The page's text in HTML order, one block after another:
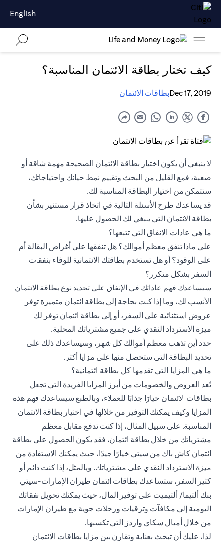
English
كيف تختار بطاقة الائتمان المناسبة؟
Dec 17, 2019بطاقات الائتمان
لا ينبغي أن يكون اختيار بطاقة الائتمان الصحيحة مهمة شاقة أو
صعبة، فمع القليل من البحث وتقييم نمط حياتك واحتياجاتك،
ستتمكن من اختيار البطاقة المناسبة لك.
قد يساعدك طرح الأسئلة التالية في اتخاذ قرار مستنير بشأن
بطاقة الائتمان التي ينبغي لك الحصول عليها.
ما هي عادات الانفاق التي تتبعها؟
على ماذا تنفق معظم أموالك؟ هل تنفقها على أغراض البقالة أم
على الوقود؟ أو هل تستخدم بطاقتك الائتمانية للوفاء بنفقات
السفر بشكل متكرر؟
سيساعدك فهم عاداتك في الإنفاق على تحديد نوع بطاقة الائتمان
الأنسب لك، وما إذا كنت بحاجة إلى بطاقة ائتمان متميزة توفر
عروض استثنائية على السفر، أو إلى بطاقة ائتمان توفر لك
ميزة الاسترداد النقدي على جميع مشترياتك المحلية.
حدد أين تذهب معظم أموالك كل شهر، وسيساعدك ذلك على
تحديد البطاقة التي ستحصل منها على مزايا أكثر.
ما هي المزايا التي تقدمها كل بطاقة ائتمانية؟
تُعد العروض والخصومات من أبرز المزايا الفريدة التي تجعل
بطاقات الائتمان خيارًا جذابًا للعملاء، وبالطبع سيساعدك فهم هذه
المزايا وكيف يمكنك التوفير من خلالها في اختيار بطاقة الائتمان
المناسبة. على سبيل المثال، إذا كنت تدفع مقابل معظم
مشترياتك من خلال بطاقة ائتمان، فقد يكون الحصول على بطاقة
ائتمان كاش باك من سيتي خيارًا جيدًا، حيث يمكنك الاستفادة من
ميزة الاسترداد النقدي على مشترياتك. وبالمثل، إذا كنت دائم أو
كثير السفر، ستساعدك بطاقات ائتمان طيران الإمارات-سيتي
بنك ألتيما/ ألتيميت على توفير المال، حيث يمكنك تحويل نفقاتك
اليومية إلى مكافآت وترقيات ورحلات جوية مع طيران الإمارات
من خلال أميال سكاي واردز التي تكسبها.
لذا، عليك أن تبحث بعناية وتقارن بين مزايا بطاقات الائتمان